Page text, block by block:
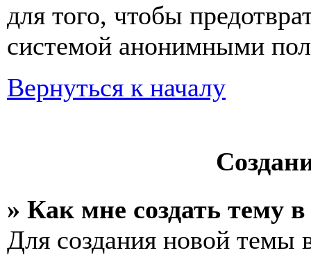
для того, чтобы
системой анонимными
Вернуться к началу
» Как мне создать тему
Для создания новой темы